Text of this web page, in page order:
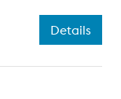
Details